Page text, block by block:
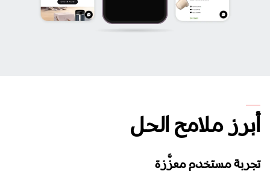
أبرز ملامح الحل
تجربة مستخدم معزَّزة